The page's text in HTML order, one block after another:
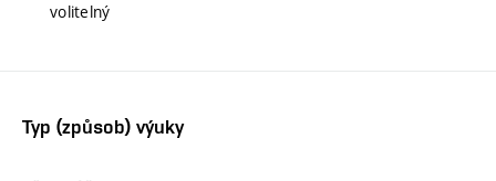
volitelný
Typ (způsob) výuky